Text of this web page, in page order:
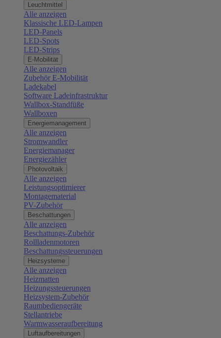
Leuchtmittel
Alle anzeigen
Klassische LED-Lampen
LED-Panels
LED-Spots
LED-Strips
E-Mobilität
Alle anzeigen
Zubehör E-Mobilität
Ladekabel
Software Ladeinfrastruktur
Wallbox-Standfüße
Wallboxen
Energiemanagement
Alle anzeigen
Stromwandler
Energiemanager
Energiezähler
Photovoltaik
Alle anzeigen
Leistungsoptimierer
Montagematerial
PV-Zubehör
Beschattungen
Alle anzeigen
Beschattungs-Zubehör
Rollladenmotoren
Beschattungssteuerungen
Heizsysteme
Alle anzeigen
Heizmatten
Heizungssteuerungen
Heizsystem-Zubehör
Raumbediengeräte
Stellantriebe
Warmwasseraufbereitung
Luftaufbereitungen